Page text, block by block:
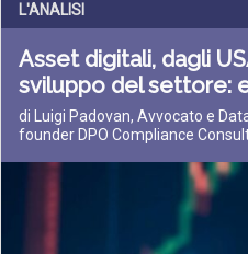
L'ANALISI
Asset digitali, dagli
sviluppo del settore:
di Luigi Padovan, Avvocato e
founder DPO Compliance